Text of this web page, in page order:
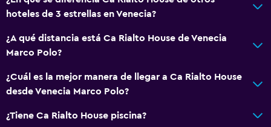
hoteles de 3 estrellas en Venecia?
¿A qué distancia está Ca Rialto House de Venecia
Marco Polo?
¿Cuál es la mejor manera de llegar a Ca Rialto House
desde Venecia Marco Polo?
¿Tiene Ca Rialto House piscina?